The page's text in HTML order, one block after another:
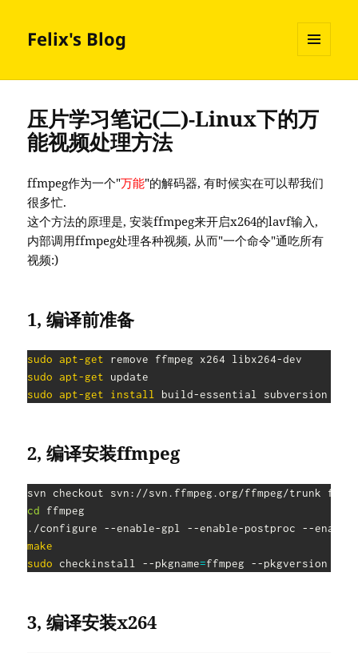
Felix's Blog
AND
压片学习笔记(二)-Linux下的万
能视频处理方法
ffmpeg作为一个"万能"的解码器, 有时候实在可以帮我们
很多忙.
这个方法的原理是, 安装ffmpeg来开启x264的lavf输入,
内部调用ffmpeg处理各种视频, 从而"一个命令"通吃所有
视频:)
1, 编译前准备
sudo apt-get
sudo apt-get
sudo apt-get install
2, 编译安装ffmpeg
cd ffmpeg
./configure --enable-gpl --enable-postproc --
make
sudo checkinstall --pkgname=ffmpeg --pkgversion
3, 编译安装x264